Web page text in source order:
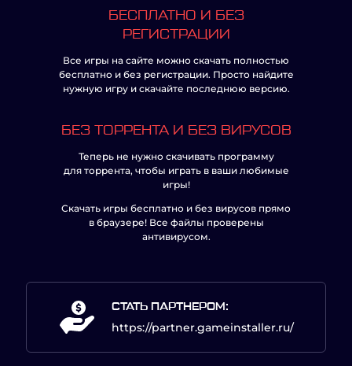
БЕСПЛАТНО И БЕЗ
РЕГИСТРАЦИИ
Все игры на сайте можно скачать полностью
бесплатно и без регистрации. Просто найдите
нужную игру и скачайте последнюю версию.
БЕЗ ТОРРЕНТА И БЕЗ ВИРУСОВ
Теперь не нужно скачивать программу
для торрента, чтобы играть в ваши любимые
игры!
Скачать игры бесплатно и без вирусов прямо
в браузере! Все файлы проверены
антивирусом.
СТАТЬ ПАРТНЕРОМ:
https://partner.gameinstaller.ru/